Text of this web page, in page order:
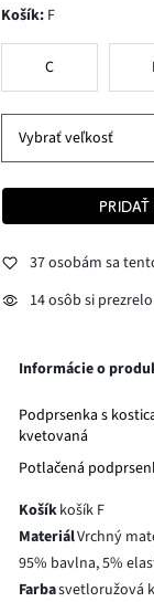
Košík: F
C
Vybrať veľkosť
37 osobám sa
14 osôb si
Informácie o
Podprsenka s
kvetovaná
Potlačená
Košíkkošík F
MateriálVrchný
95% bavlna, 5%
Farbasvetloružová